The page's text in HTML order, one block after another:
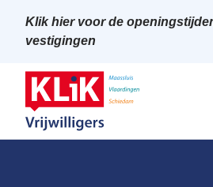
Klik hier voor de
vestigingen